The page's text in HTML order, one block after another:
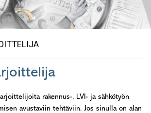
rakennus-, LVI- ja sähkötyön
avustaviin tehtäviin. Jos sinulla on alan